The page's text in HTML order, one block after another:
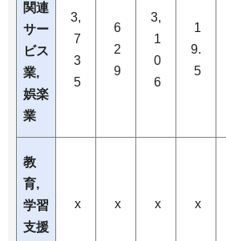
関連
サー
ビス
業,
娯楽
業
3,
7
3
5
6
2
9
3,
1
0
6
1
9.
5
教
育,
学習
支援
x x x x